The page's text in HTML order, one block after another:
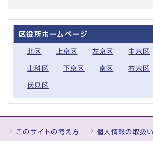
区役所ホームページ
北区 上京区 左京区 中京区
山科区 下京区 南区 右京区
伏見区
このサイトの考え方 個人情報の取扱い